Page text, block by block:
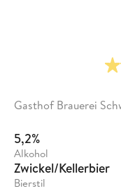
5,2%
Alkohol
Zwickel/Kellerbier
Bierstil